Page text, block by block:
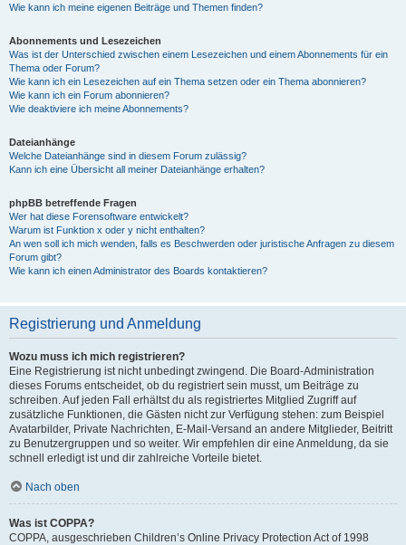
Wie kann ich meine eigenen Beiträge und Themen finden?
Abonnements und Lesezeichen
Was ist der Unterschied zwischen einem Lesezeichen und einem Abonnements für ein
Thema oder Forum?
Wie kann ich ein Lesezeichen auf ein Thema setzen oder ein Thema abonnieren?
Wie kann ich ein Forum abonnieren?
Wie deaktiviere ich meine Abonnements?
Dateianhänge
Welche Dateianhänge sind in diesem Forum zulässig?
Kann ich eine Übersicht all meiner Dateianhänge erhalten?
phpBB betreffende Fragen
Wer hat diese Forensoftware entwickelt?
Warum ist Funktion x oder y nicht enthalten?
An wen soll ich mich wenden, falls es Beschwerden oder juristische Anfragen zu diesem
Forum gibt?
Wie kann ich einen Administrator des Boards kontaktieren?
Registrierung und Anmeldung
Wozu muss ich mich registrieren?
Eine Registrierung ist nicht unbedingt zwingend. Die Board-Administration
dieses Forums entscheidet, ob du registriert sein musst, um Beiträge zu
schreiben. Auf jeden Fall erhältst du als registriertes Mitglied Zugriff auf
zusätzliche Funktionen, die Gästen nicht zur Verfügung stehen: zum Beispiel
Avatarbilder, Private Nachrichten, E-Mail-Versand an andere Mitglieder, Beitritt
zu Benutzergruppen und so weiter. Wir empfehlen dir eine Anmeldung, da sie
schnell erledigt ist und dir zahlreiche Vorteile bietet.
Nach oben
Was ist COPPA?
COPPA, ausgeschrieben Children’s Online Privacy Protection Act of 1998